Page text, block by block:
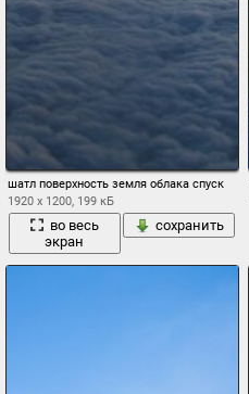
шатл поверхность земля облака спуск
1920 x 1200, 199 кБ
во весь
экран
сохранить